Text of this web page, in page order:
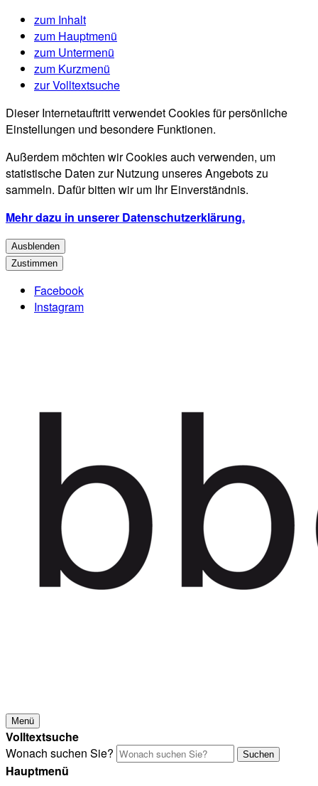
zum Inhalt
zum Hauptmenü
zum Untermenü
zum Kurzmenü
zur Volltextsuche
Dieser Internetauftritt verwendet Cookies für persönliche
Einstellungen und besondere Funktionen.
Außerdem möchten wir Cookies auch verwenden, um
statistische Daten zur Nutzung unseres Angebots zu
sammeln. Dafür bitten wir um Ihr Einverständnis.
Mehr dazu in unserer Datenschutzerklärung.
Ausblenden
Zustimmen
Facebook
Instagram
Menü
Volltextsuche
Wonach suchen Sie?
Suchen
Hauptmenü